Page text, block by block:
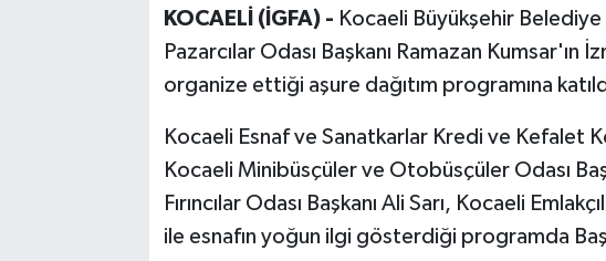
KOCAELİ (İGFA) - Kocaeli Büyükşehir Belediye
Pazarcılar Odası Başkanı Ramazan Kumsar'ın
organize ettiği aşure dağıtım programına
Kocaeli Esnaf ve Sanatkarlar Kredi ve Kefalet
Kocaeli Minibüsçüler ve Otobüsçüler Odası
Fırıncılar Odası Başkanı Ali Sarı, Kocaeli
ile esnafın yoğun ilgi gösterdiği programda